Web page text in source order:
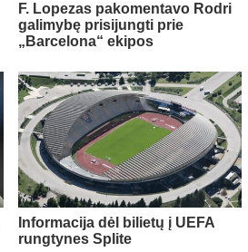
F. Lopezas pakomentavo Rodri
galimybę prisijungti prie
„Barcelona“ ekipos
Informacija dėl bilietų į UEFA
rungtynes Splite